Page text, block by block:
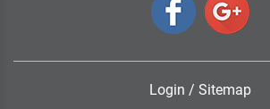
Login / Sitemap